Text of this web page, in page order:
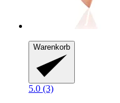
Warenkorb
5.0 (3)